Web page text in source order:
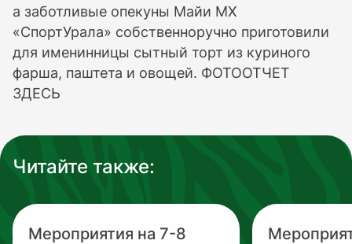
а заботливые опекуны Майи МХ
«СпортУрала» собственноручно приготовили
для именинницы сытный торт из куриного
фарша, паштета и овощей. ФОТООТЧЕТ
ЗДЕСЬ
Читайте также:
Мероприятия на 7-8